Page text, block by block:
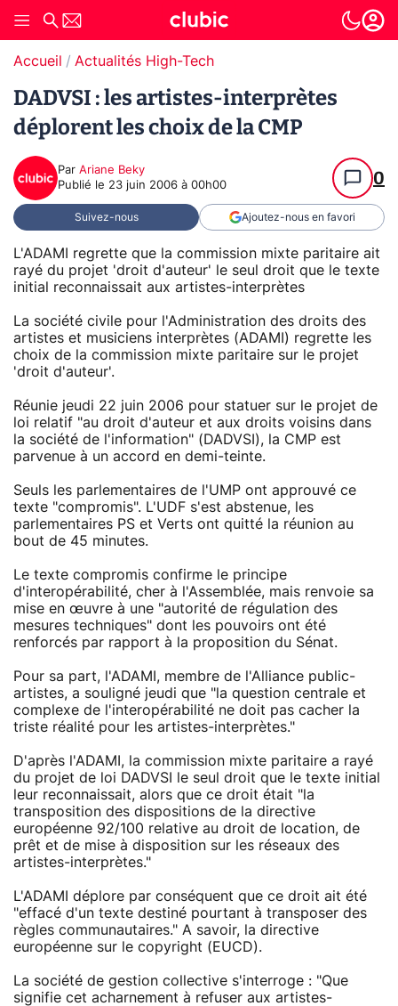
Accueil Actualités High-Tech
DADVSI : les artistes-interprètes
déplorent les choix de la CMP
Par Ariane Beky
Publié le 23 juin 2006 à 00h00 0
Suivez-nous Ajoutez-nous en favori
L'ADAMI regrette que la commission mixte paritaire ait
rayé du projet 'droit d'auteur' le seul droit que le texte
initial reconnaissait aux artistes-interprètes
La société civile pour l'Administration des droits des
artistes et musiciens interprètes (ADAMI) regrette les
choix de la commission mixte paritaire sur le projet
'droit d'auteur'.
Réunie jeudi 22 juin 2006 pour statuer sur le projet de
loi relatif "au droit d'auteur et aux droits voisins dans
la société de l'information" (DADVSI), la CMP est
parvenue à un accord en demi-teinte.
Seuls les parlementaires de l'UMP ont approuvé ce
texte "compromis". L'UDF s'est abstenue, les
parlementaires PS et Verts ont quitté la réunion au
bout de 45 minutes.
Le texte compromis confirme le principe
d'interopérabilité, cher à l'Assemblée, mais renvoie sa
mise en œuvre à une "autorité de régulation des
mesures techniques" dont les pouvoirs ont été
renforcés par rapport à la proposition du Sénat.
Pour sa part, l'ADAMI, membre de l'Alliance public-
artistes, a souligné jeudi que "la question centrale et
complexe de l'interopérabilité ne doit pas cacher la
triste réalité pour les artistes-interprètes."
D'après l'ADAMI, la commission mixte paritaire a rayé
du projet de loi DADVSI le seul droit que le texte initial
leur reconnaissait, alors que ce droit était "la
transposition des dispositions de la directive
européenne 92/100 relative au droit de location, de
prêt et de mise à disposition sur les réseaux des
artistes-interprètes."
L'ADAMI déplore par conséquent que ce droit ait été
"effacé d'un texte destiné pourtant à transposer des
règles communautaires." A savoir, la directive
européenne sur le copyright (EUCD).
La société de gestion collective s'interroge : "Que
signifie cet acharnement à refuser aux artistes-